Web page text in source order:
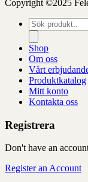
Copyright ©2025
Produktsökning
Shop
Om oss
Vårt
Produktkatalog
Mitt konto
Kontakta oss
Registrera
Don't have an
Register an Account